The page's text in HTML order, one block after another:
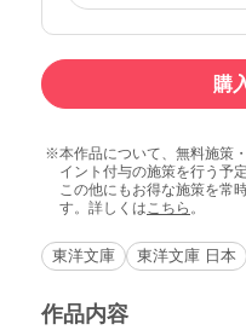
購
本作品について、無料施策
イント付与の施策を行う予
この他にもお得な施策を常
す。詳しくはこちら 。
東洋文庫 東洋文庫 日本
作品内容